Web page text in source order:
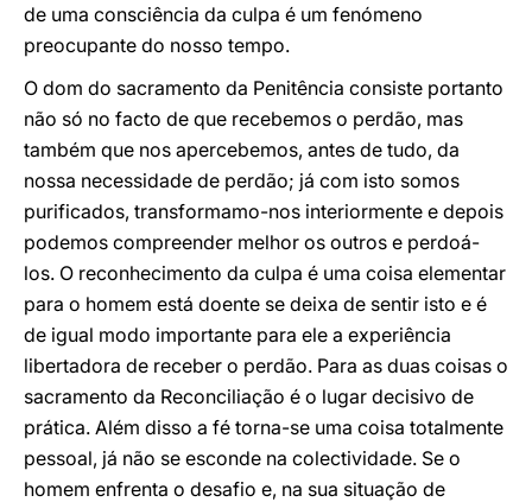
de uma consciência da culpa é um fenómeno
preocupante do nosso tempo.
O dom do sacramento da Penitência consiste portanto
não só no facto de que recebemos o perdão, mas
também que nos apercebemos, antes de tudo, da
nossa necessidade de perdão; já com isto somos
purificados, transformamo-nos interiormente e depois
podemos compreender melhor os outros e perdoá-
los. O reconhecimento da culpa é uma coisa elementar
para o homem está doente se deixa de sentir isto e é
de igual modo importante para ele a experiência
libertadora de receber o perdão. Para as duas coisas o
sacramento da Reconciliação é o lugar decisivo de
prática. Além disso a fé torna-se uma coisa totalmente
pessoal, já não se esconde na colectividade. Se o
homem enfrenta o desafio e, na sua situação de